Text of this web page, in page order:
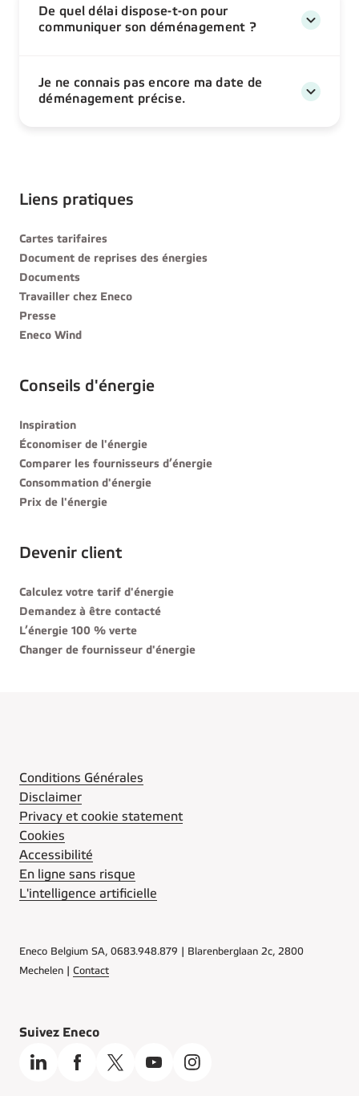
De quel délai dispose-t-on pour
communiquer son déménagement ?
Je ne connais pas encore ma date de
déménagement précise.
Liens pratiques
Cartes tarifaires
Document de reprises des énergies
Documents
Travailler chez Eneco
Presse
Eneco Wind
Conseils d'énergie
Inspiration
Économiser de l'énergie
Comparer les fournisseurs d’énergie
Consommation d'énergie
Prix de l'énergie
Devenir client
Calculez votre tarif d'énergie
Demandez à être contacté
L’énergie 100 % verte
Changer de fournisseur d'énergie
Conditions Générales
Disclaimer
Privacy et cookie statement
Cookies
Accessibilité
En ligne sans risque
L'intelligence artificielle
Eneco Belgium SA, 0683.948.879 | Blarenberglaan 2c, 2800
Mechelen | Contact
Suivez Eneco